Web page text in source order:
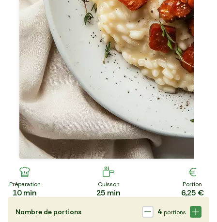
Préparation
10min
Cuisson
25 min
Portion
6,25 €
Nombre de portions 4 portions